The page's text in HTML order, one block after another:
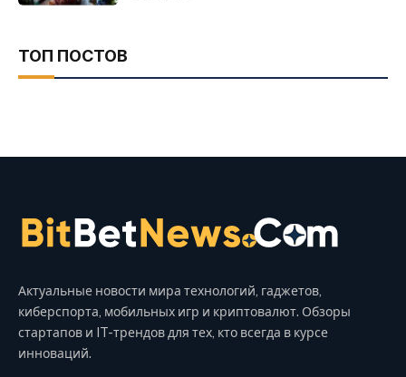
ТОП ПОСТОВ
Актуальные новости мира технологий, гаджетов,
киберспорта, мобильных игр и криптовалют. Обзоры
стартапов и IT-трендов для тех, кто всегда в курсе
инноваций.